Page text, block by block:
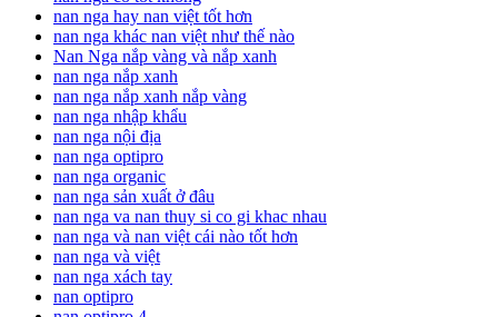
nan nga hay nan việt tốt hơn
nan nga khác nan việt như thế nào
Nan Nga nắp vàng và nắp xanh
nan nga nắp xanh
nan nga nắp xanh nắp vàng
nan nga nhập khẩu
nan nga nội địa
nan nga optipro
nan nga organic
nan nga sản xuất ở đâu
nan nga va nan thuy si co gi khac nhau
nan nga và nan việt cái nào tốt hơn
nan nga và việt
nan nga xách tay
nan optipro